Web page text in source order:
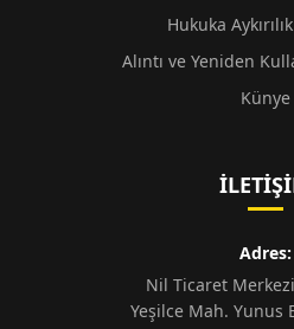
Hukuka
Alıntı ve Yeniden
Künye
Adres:
Nil Ticaret
Yeşilce Mah. Yunus